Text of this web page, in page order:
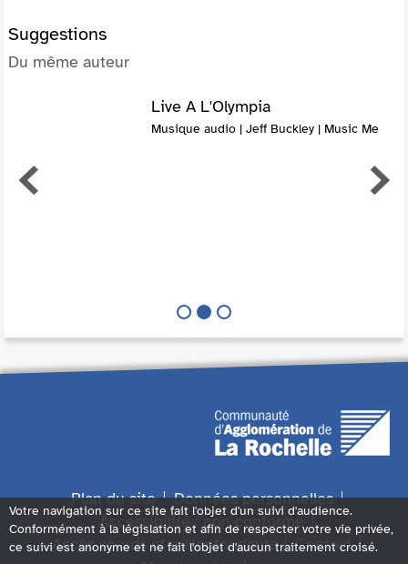
Suggestions
Du même auteur
Live A L'Olympia
Musique audio | Jeff Buckley | Music Me
Plan du site
Données personnelles
Accessibilité : non conforme
Accès sourds et malentendants
Contact
Votre navigation sur ce site fait l'objet d'un suivi d'audience.
Conformément à la législation et afin de respecter votre vie privée,
ce suivi est anonyme et ne fait l'objet d'aucun traitement croisé.